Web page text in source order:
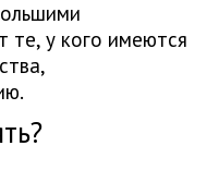
те, у кого имеются